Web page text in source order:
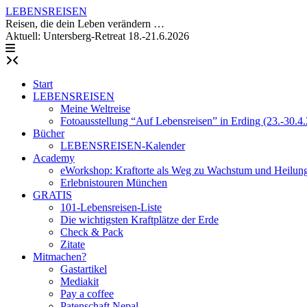
Skip
to
content
LEBENSREISEN
Reisen, die dein Leben verändern …
Aktuell: Untersberg-Retreat 18.-21.6.2026
Start
LEBENSREISEN
Meine Weltreise
Fotoausstellung “Auf Lebensreisen” in Erding (23.-
Bücher
LEBENSREISEN-Kalender
Academy
eWorkshop: Kraftorte als Weg zu Wachstum und
Erlebnistouren München
GRATIS
101-Lebensreisen-Liste
Die wichtigsten Kraftplätze der Erde
Check & Pack
Zitate
Mitmachen?
Gastartikel
Mediakit
Pay a coffee